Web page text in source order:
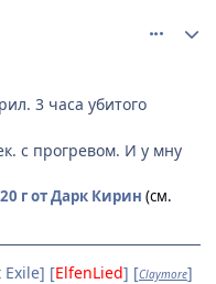
3 часа убитого
с прогревом. И у мну
20 гот Дарк Кирин (см.
Exile] [ElfenLied] [Claymore]